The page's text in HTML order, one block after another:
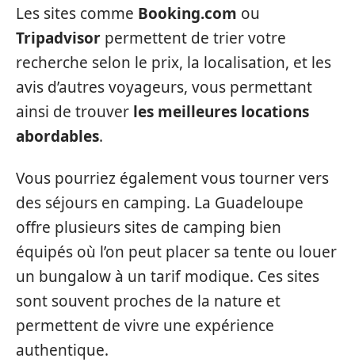
Les sites comme Booking.com ou
Tripadvisor permettent de trier votre
recherche selon le prix, la localisation, et les
avis d’autres voyageurs, vous permettant
ainsi de trouver les meilleures locations
abordables.
Vous pourriez également vous tourner vers
des séjours en camping. La Guadeloupe
offre plusieurs sites de camping bien
équipés où l’on peut placer sa tente ou louer
un bungalow à un tarif modique. Ces sites
sont souvent proches de la nature et
permettent de vivre une expérience
authentique.